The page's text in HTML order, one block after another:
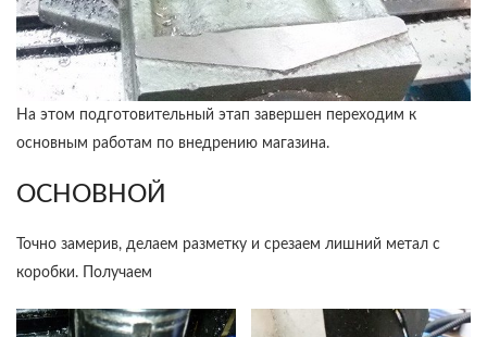
На этом подготовительный этап завершен переходим к
основным работам по внедрению магазина.
ОСНОВНОЙ
Точно замерив, делаем разметку и срезаем лишний метал с
коробки. Получаем